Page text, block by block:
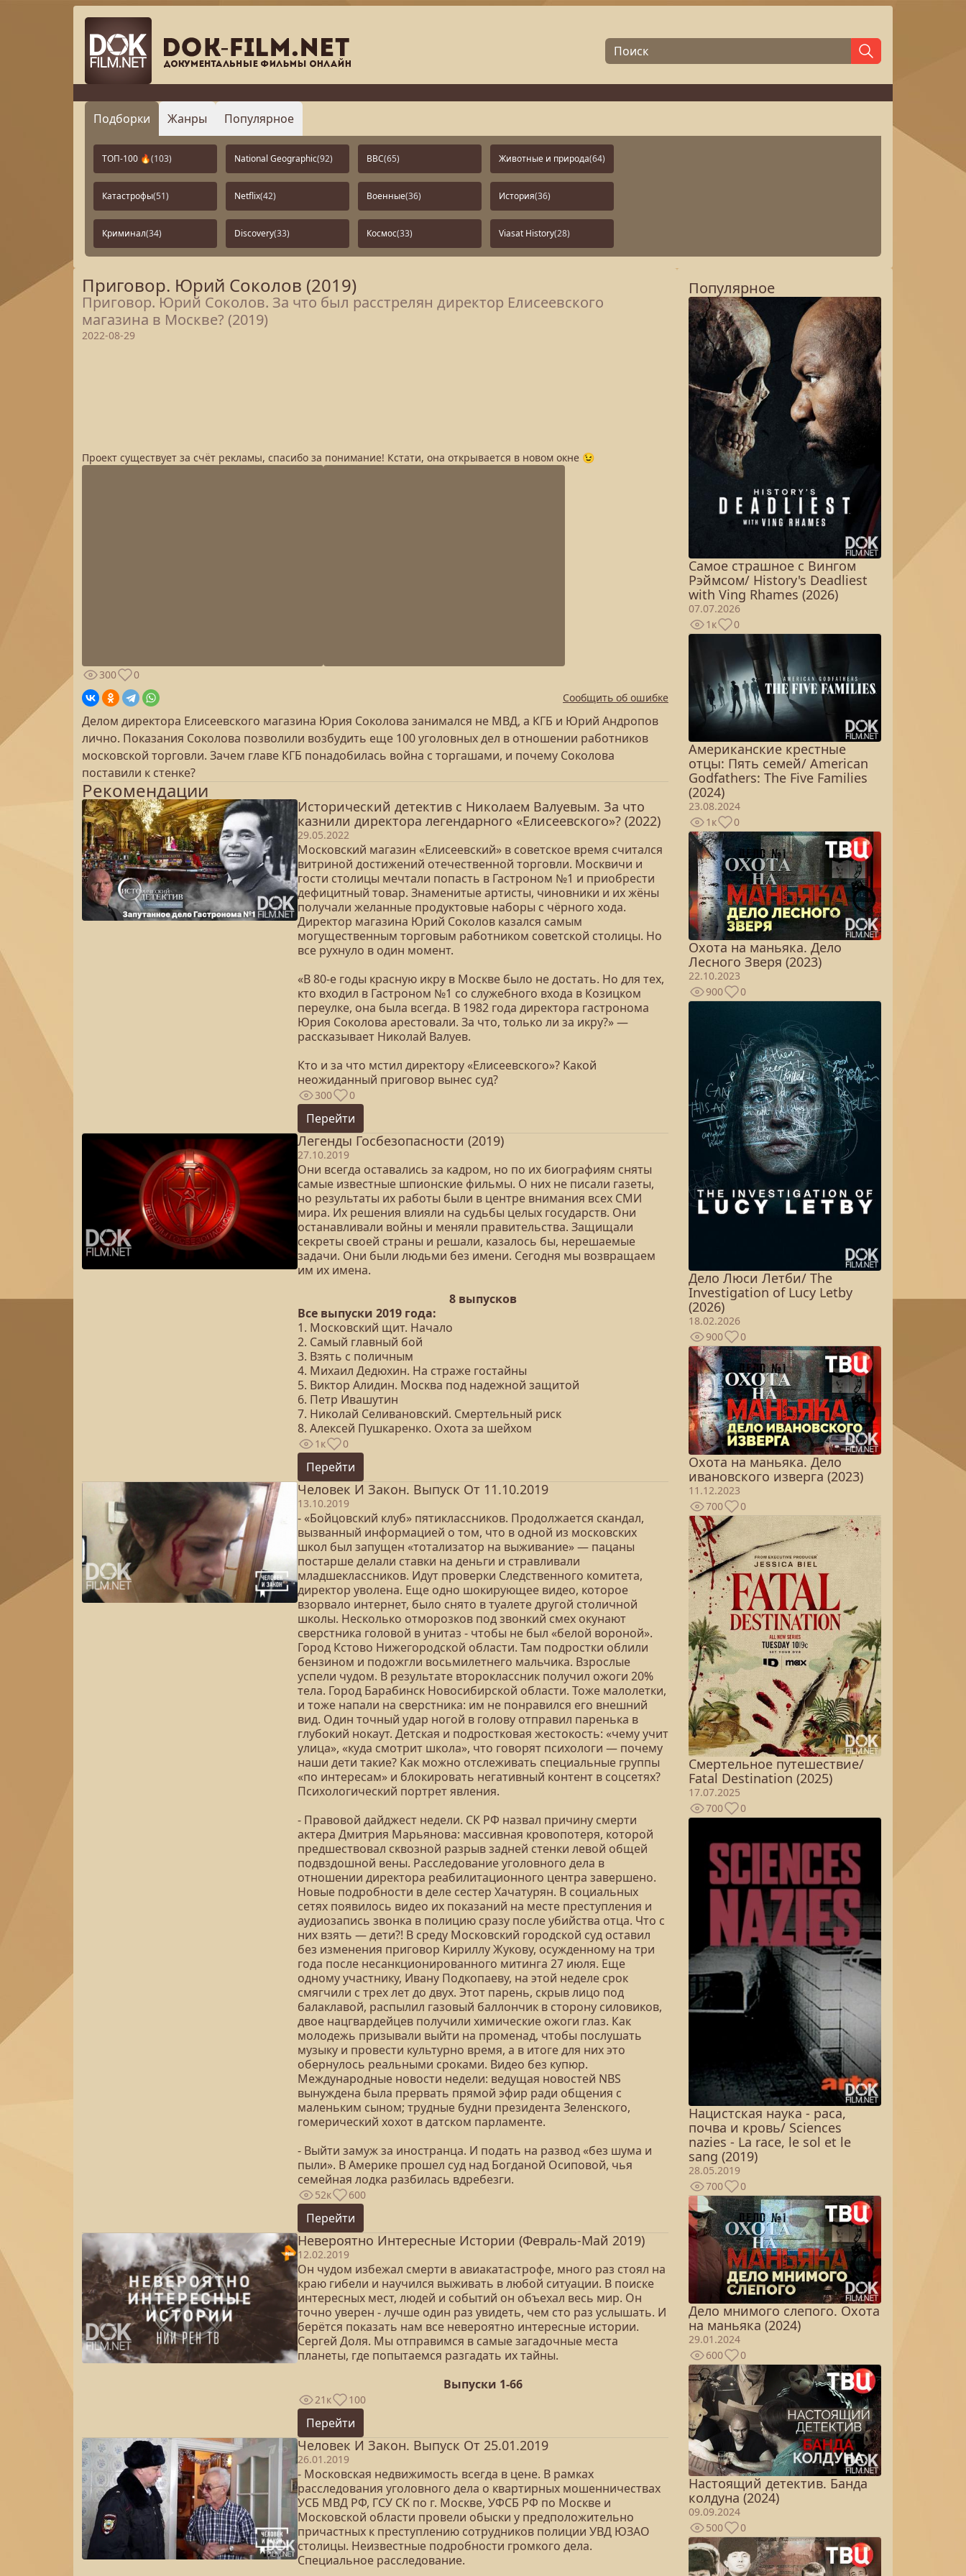
Подборки Жанры Популярное
ТОП-100 🔥(103) National Geographic(92) BBC(65) Животные и природа(64)
Катастрофы(51) Netflix(42) Военные(36) История(36)
Криминал(34) Discovery(33) Космос(33) Viasat History(28)
Приговор. Юрий Соколов (2019)
Приговор. Юрий Соколов. За что был расстрелян директор Елисеевского
магазина в Москве? (2019)
2022-08-29
Проект существует за счёт рекламы, спасибо за понимание! Кстати, она открывается в новом окне 😉
300
0
Сообщить об ошибке
Делом директора Елисеевского магазина Юрия Соколова занимался не МВД, а КГБ и Юрий Андропов
лично. Показания Соколова позволили возбудить еще 100 уголовных дел в отношении работников
московской торговли. Зачем главе КГБ понадобилась война с торгашами, и почему Соколова
поставили к стенке?
Рекомендации
Исторический детектив с Николаем Валуевым. За что
казнили директора легендарного «Елисеевского»? (2022)
29.05.2022
Московский магазин «Елисеевский» в советское время считался
витриной достижений отечественной торговли. Москвичи и
гости столицы мечтали попасть в Гастроном №1 и приобрести
дефицитный товар. Знаменитые артисты, чиновники и их жёны
получали желанные продуктовые наборы с чёрного хода.
Директор магазина Юрий Соколов казался самым
могущественным торговым работником советской столицы. Но
все рухнуло в один момент.
«В 80-е годы красную икру в Москве было не достать. Но для тех,
кто входил в Гастроном №1 со служебного входа в Козицком
переулке, она была всегда. В 1982 года директора гастронома
Юрия Соколова арестовали. За что, только ли за икру?» —
рассказывает Николай Валуев.
Кто и за что мстил директору «Елисеевского»? Какой
неожиданный приговор вынес суд?
300 0
Перейти
Легенды Госбезопасности (2019)
27.10.2019
Они всегда оставались за кадром, но по их биографиям сняты
самые известные шпионские фильмы. О них не писали газеты,
но результаты их работы были в центре внимания всех СМИ
мира. Их решения влияли на судьбы целых государств. Они
останавливали войны и меняли правительства. Защищали
секреты своей страны и решали, казалось бы, нерешаемые
задачи. Они были людьми без имени. Сегодня мы возвращаем
им их имена.
8 выпусков
Все выпуски 2019 года:
1. Московский щит. Начало
2. Самый главный бой
3. Взять с поличным
4. Михаил Дедюхин. На страже гостайны
5. Виктор Алидин. Москва под надежной защитой
6. Петр Ивашутин
7. Николай Селивановский. Смертельный риск
8. Алексей Пушкаренко. Охота за шейхом
1к 0
Перейти
Человек И Закон. Выпуск От 11.10.2019
13.10.2019
- «Бойцовский клуб» пятиклассников. Продолжается скандал,
вызванный информацией о том, что в одной из московских
школ был запущен «тотализатор на выживание» — пацаны
постарше делали ставки на деньги и стравливали
младшеклассников. Идут проверки Следственного комитета,
директор уволена. Еще одно шокирующее видео, которое
взорвало интернет, было снято в туалете другой столичной
школы. Несколько отморозков под звонкий смех окунают
сверстника головой в унитаз - чтобы не был «белой вороной».
Город Кстово Нижегородской области. Там подростки облили
бензином и подожгли восьмилетнего мальчика. Взрослые
успели чудом. В результате второклассник получил ожоги 20%
тела. Город Барабинск Новосибирской области. Тоже малолетки,
и тоже напали на сверстника: им не понравился его внешний
вид. Один точный удар ногой в голову отправил паренька в
глубокий нокаут. Детская и подростковая жестокость: «чему учит
улица», «куда смотрит школа», что говорят психологи — почему
наши дети такие? Как можно отслеживать специальные группы
«по интересам» и блокировать негативный контент в соцсетях?
Психологический портрет явления.
- Правовой дайджест недели. СК РФ назвал причину смерти
актера Дмитрия Марьянова: массивная кровопотеря, которой
предшествовал сквозной разрыв задней стенки левой общей
подвздошной вены. Расследование уголовного дела в
отношении директора реабилитационного центра завершено.
Новые подробности в деле сестер Хачатурян. В социальных
сетях появилось видео их показаний на месте преступления и
аудиозапись звонка в полицию сразу после убийства отца. Что с
них взять — дети?! В среду Московский городской суд оставил
без изменения приговор Кириллу Жукову, осужденному на три
года после несанкционированного митинга 27 июля. Еще
одному участнику, Ивану Подкопаеву, на этой неделе срок
смягчили с трех лет до двух. Этот парень, скрыв лицо под
балаклавой, распылил газовый баллончик в сторону силовиков,
двое нацгвардейцев получили химические ожоги глаз. Как
молодежь призывали выйти на променад, чтобы послушать
музыку и провести культурно время, а в итоге для них это
обернулось реальными сроками. Видео без купюр.
Международные новости недели: ведущая новостей NBS
вынуждена была прервать прямой эфир ради общения с
маленьким сыном; трудные будни президента Зеленского,
гомерический хохот в датском парламенте.
- Выйти замуж за иностранца. И подать на развод «без шума и
пыли». В Америке прошел суд над Богданой Осиповой, чья
семейная лодка разбилась вдребезги.
52к 600
Перейти
Невероятно Интересные Истории (Февраль-Май 2019)
12.02.2019
Он чудом избежал смерти в авиакатастрофе, много раз стоял на
краю гибели и научился выживать в любой ситуации. В поиске
интересных мест, людей и событий он объехал весь мир. Он
точно уверен - лучше один раз увидеть, чем сто раз услышать. И
берётся показать нам все невероятно интересные истории.
Сергей Доля. Мы отправимся в самые загадочные места
планеты, где попытаемся разгадать их тайны.
Выпуски 1-66
21к 100
Перейти
Человек И Закон. Выпуск От 25.01.2019
26.01.2019
- Московская недвижимость всегда в цене. В рамках
расследования уголовного дела о квартирных мошенничествах
УСБ МВД РФ, ГСУ СК по г. Москве, УФСБ РФ по Москве и
Московской области провели обыски у предположительно
причастных к преступлению сотрудников полиции УВД ЮЗАО
столицы. Неизвестные подробности громкого дела.
Специальное расследование.
Популярное
Самое страшное с Вингом
Рэймсом/ History's Deadliest
with Ving Rhames (2026)
07.07.2026
1к
0
Американские крестные
отцы: Пять семей/ American
Godfathers: The Five Families
(2024)
23.08.2024
1к
0
Охота на маньяка. Дело
Лесного Зверя (2023)
22.10.2023
900
0
Дело Люси Летби/ The
Investigation of Lucy Letby
(2026)
18.02.2026
900
0
Охота на маньяка. Дело
ивановского изверга (2023)
11.12.2023
700
0
Смертельное путешествие/
Fatal Destination (2025)
17.07.2025
700
0
Нацистская наука - раса,
почва и кровь/ Sciences
nazies - La race, le sol et le
sang (2019)
28.05.2019
700
0
Дело мнимого слепого. Охота
на маньяка (2024)
29.01.2024
600
0
Настоящий детектив. Банда
колдуна (2024)
09.09.2024
500
0